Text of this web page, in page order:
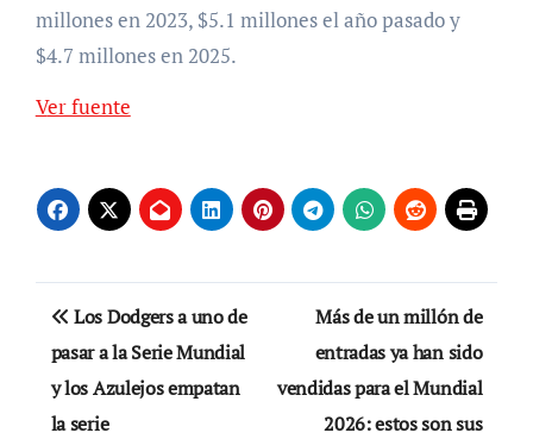
millones en 2023, $5.1 millones el año pasado y
$4.7 millones en 2025.
Ver fuente
Navegación
de
entradas
Los Dodgers a uno de
pasar a la Serie Mundial
y los Azulejos empatan
la serie
Más de un millón de
entradas ya han sido
vendidas para el Mundial
2026: estos son sus